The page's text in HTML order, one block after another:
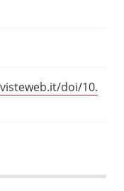
doi/10.